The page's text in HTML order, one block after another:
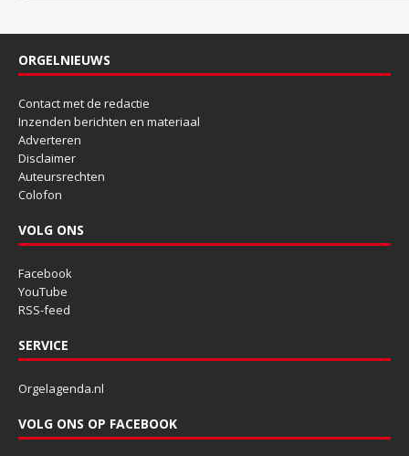
ORGELNIEUWS
Contact met de redactie
Inzenden berichten en materiaal
Adverteren
Disclaimer
Auteursrechten
Colofon
VOLG ONS
Facebook
YouTube
RSS-feed
SERVICE
Orgelagenda.nl
VOLG ONS OP FACEBOOK